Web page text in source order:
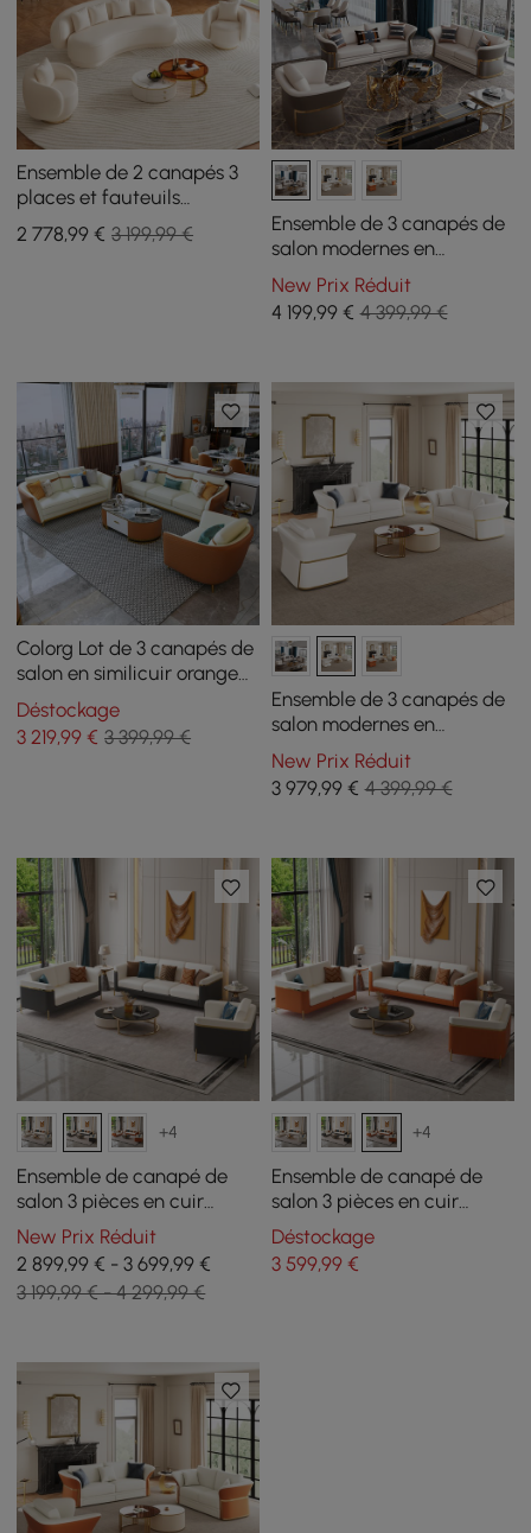
Ensemble de 2 canapés 3
places et fauteuils
d'appoint pivotants
Suncurve en similicuir
2 778,99 € 3 199,99 €
Ensemble de 3 canapés de
salon modernes en
similicuir marron et blanc
New Prix Réduit
4 199,99€ 4 399,99 €
Colorg Lot de 3 canapés de
salon en similicuir orange
avec canapé simple et
causelière
Déstockage
3 219,99 € 3 399,99 €
Ensemble de 3 canapés de
salon modernes en
similicuir blanc
New Prix Réduit
3 979,99€ 4 399,99 €
+4
Ensemble de canapé de
salon 3 pièces en cuir
moderne Vertex
New Prix Réduit
2 899,99 € - 3 699,99 €
3 199,99 € - 4 299,99 €
+4
Ensemble de canapé de
salon 3 pièces en cuir
moderne Vertex
Déstockage
3 599,99€